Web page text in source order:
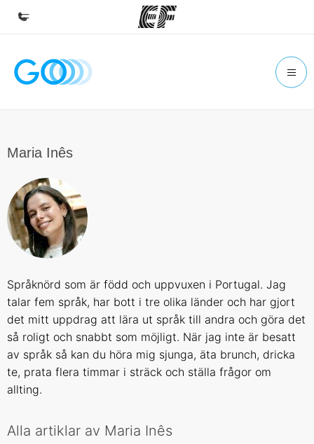
Hem
Hitta ett kontor nära dig
Om oss
Vilka är vi?
Bli en del av vårt team
Maria Inês
Språknörd som är född och uppvuxen i Portugal. Jag
talar fem språk, har bott i tre olika länder och har gjort
det mitt uppdrag att lära ut språk till andra och göra det
så roligt och snabbt som möjligt. När jag inte är besatt
av språk så kan du höra mig sjunga, äta brunch, dricka
te, prata flera timmar i sträck och ställa frågor om
allting.
Alla artiklar av Maria Inês